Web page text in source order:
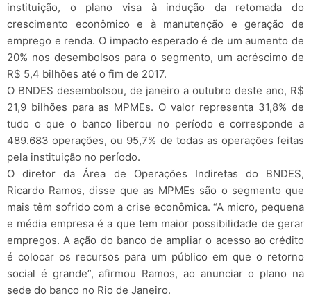
instituição, o plano visa à indução da retomada do
crescimento econômico e à manutenção e geração de
emprego e renda. O impacto esperado é de um aumento de
20% nos desembolsos para o segmento, um acréscimo de
R$ 5,4 bilhões até o fim de 2017.
O BNDES desembolsou, de janeiro a outubro deste ano, R$
21,9 bilhões para as MPMEs. O valor representa 31,8% de
tudo o que o banco liberou no período e corresponde a
489.683 operações, ou 95,7% de todas as operações feitas
pela instituição no período.
O diretor da Área de Operações Indiretas do BNDES,
Ricardo Ramos, disse que as MPMEs são o segmento que
mais têm sofrido com a crise econômica. “A micro, pequena
e média empresa é a que tem maior possibilidade de gerar
empregos. A ação do banco de ampliar o acesso ao crédito
é colocar os recursos para um público em que o retorno
social é grande”, afirmou Ramos, ao anunciar o plano na
sede do banco no Rio de Janeiro.